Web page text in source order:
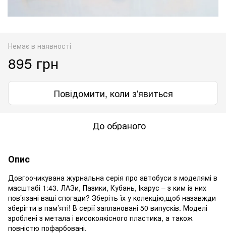
Немає в наявності
895 грн
Повідомити, коли з'явиться
До обраного
Опис
Довгоочикувана журнальна серія про автобуси з моделямі в
масштабі 1:43. ЛАЗи, Пазики, Кубань, Ікарус – з ким із них
пов’язані ваші спогади? Зберіть їх у колекцію,щоб назавжди
зберігти в пам’яті! В серії заплановані 50 випусків. Моделі
зроблені з метала і високоякісного пластика, а також
повністю пофарбовані.